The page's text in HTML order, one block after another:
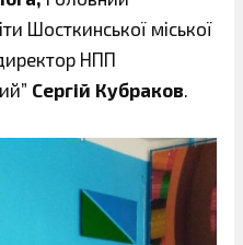
Шосткинської міської
НПП
Сергій Кубраков.